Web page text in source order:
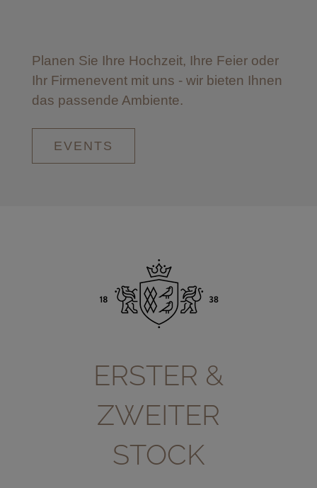
Planen Sie Ihre Hochzeit, Ihre Feier oder
Ihr Firmenevent mit uns - wir bieten Ihnen
das passende Ambiente.
EVENTS
ERSTER &
ZWEITER
STOCK